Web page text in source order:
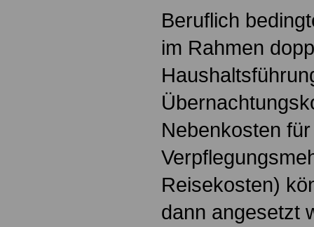
Beruflich
im Rahmen
Nebenkosten
Reisekosten)
dann angesetzt